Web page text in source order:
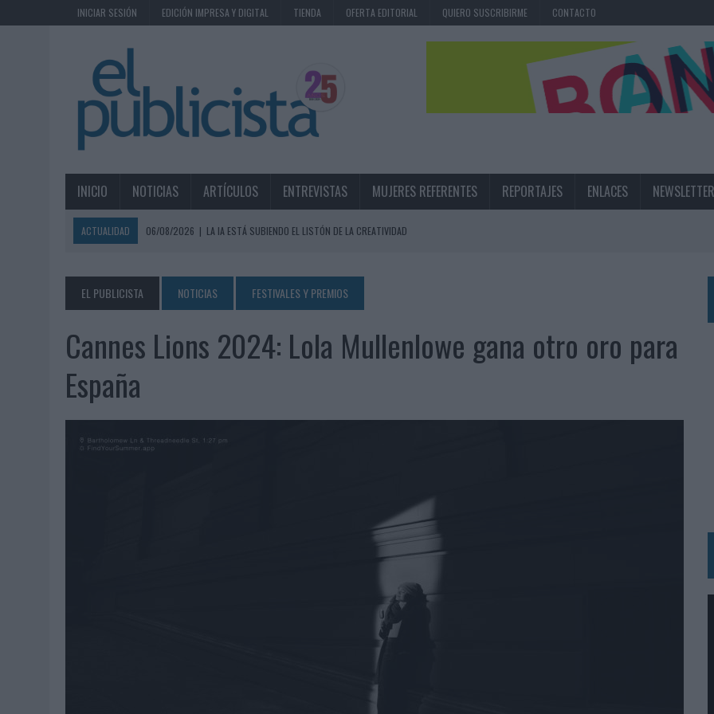
INICIAR SESIÓN EDICIÓN IMPRESA Y DIGITAL TIENDA OFERTA EDITORIAL QUIERO SUSCRIBIRME CONTACTO
INICIO NOTICIAS ARTÍCULOS ENTREVISTAS MUJERES REFERENTES REPORTAJES ENLACES NEWSLETTER
ACTUALIDAD 06/08/2026 | LA IA ESTÁ SUBIENDO EL LISTÓN DE LA CREATIVIDAD
05/08/2026 | LOPESAN HOTELS & RESORTS ACERCA EL PARAÍSO CANARIO EN SU ÚLTIMA CAMPAÑA INTERNACIONAL
LUIS ARQUILLOS (BURGO DE ARIAS): “LA CONSTRUCCIÓN DE MARCA A LARGO PLAZO Y LA MEDICIÓN SON DOS CARAS DE LA MISMA
MONEDA”
04/08/2026 |
04/08/2026
| ‘EL FÚTBOL SIN LAS PERSONAS’, DE DENTSU CREATIVE PARA ORANGE
AUDIBLE REIVINDICA EL PODER TRANSFORMADOR DEL AUDIO EN SU NUEVA CAMPAÑA GLOBAL DE MARCA
EL REAL BETIS INVITA A LOS AFICIONADOS A DISEÑAR SU PRÓXIMA CAMISETA FOREVER GREEN
KFC CONVIERTE LOS UBER EN UN HOMENAJE AL UNIVERSO DE 'LOS SIMPSON'
BACK MARKET PONE A LA MADRE DE SU FUNDADOR COMO AVAL DE SU CALIDAD
EL PUBLICISTA NOTICIAS FESTIVALES Y PREMIOS
Cannes Lions 2024: Lola Mullenlowe gana otro oro para
España